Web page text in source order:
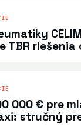
TBR riešenia
000 € pre
stručný